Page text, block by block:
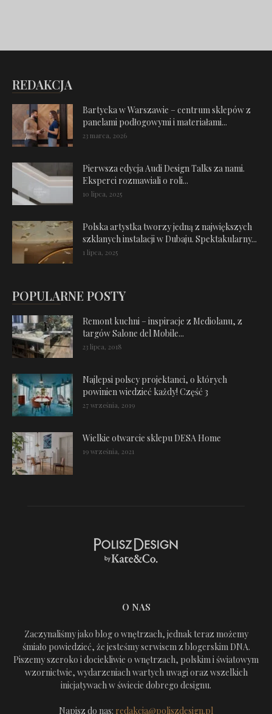
REDAKCJA
Bartycka w Warszawie – centrum sklepów z
panelami podłogowymi i materiałami...
23 marca, 2026
Pierwsza edycja Audi Design Talks za nami.
Eksperci rozmawiali o roli...
10 lipca, 2025
Polska artystka tworzy jedną z największych
szklanych instalacji w Dubaju. Spektakularny...
1 lipca, 2025
POPULARNE POSTY
Remont kuchni – inspiracje z Mediolanu, z
targów Salone del Mobile...
23 lipca, 2018
Najlepsi polscy projektanci, o których
powinien wiedzieć każdy! Część 3
27 września, 2019
Wielkie otwarcie sklepu DESA Home
19 września, 2021
O NAS
Zaczynaliśmy jako blog o wnętrzach, jednak teraz możemy
śmiało powiedzieć, że jesteśmy serwisem z blogerskim DNA.
Piszemy szeroko i dociekliwie o wnętrzach, polskim i światowym
wzornictwie, wydarzeniach wartych uwagi oraz wszelkich
inicjatywach w świecie dobrego designu.
Napisz do nas: redakcja@poliszdesign.pl